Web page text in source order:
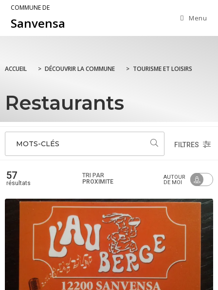
COMMUNE DE
Sanvensa Menu
ACCUEIL > DÉCOUVRIR LA COMMUNE > TOURISME ET LOISIRS
Restaurants
MOTS-CLÉS FILTRES
57
résultats
TRI PAR
PROXIMITÉ
AUTOUR
DE MOI